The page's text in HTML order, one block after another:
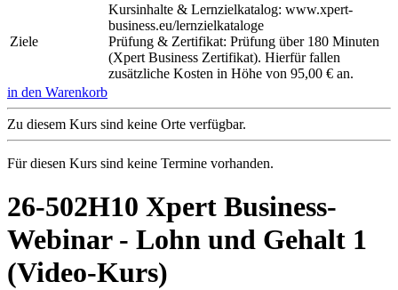
Ziele
Kursinhalte & Lernzielkatalog: www.xpert-
business.eu/lernzielkataloge
Prüfung & Zertifikat: Prüfung über 180 Minuten
(Xpert Business Zertifikat). Hierfür fallen
zusätzliche Kosten in Höhe von 95,00 € an.
in den Warenkorb
Zu diesem Kurs sind keine Orte verfügbar.
Für diesen Kurs sind keine Termine vorhanden.
26-502H10 Xpert Business-
Webinar - Lohn und Gehalt 1
(Video-Kurs)